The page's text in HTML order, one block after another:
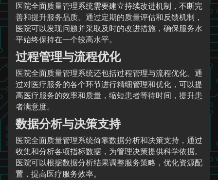
医院全面质量管理系统需要建立持续改进机制，不断完
善和提升服务品质。通过定期的质量评估和反馈机制，
医院可以发现问题并采取及时的改进措施，确保服务水
平始终保持在一个较高水平。
过程管理与流程优化
医院全面质量管理系统还包括过程管理与流程优化。通
过对医疗服务的各个环节进行精细管理和优化，可以提
高医疗服务的效率和质量，缩短患者等待时间，提升患
者满意度。
数据分析与决策支持
医院全面质量管理系统倚靠数据分析和决策支持，通过
收集和分析各项指标数据，为管理决策提供科学依据。
医院可以根据数据分析结果调整服务策略，优化资源配
置，提高医疗服务效率。